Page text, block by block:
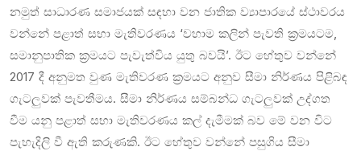
නමුත් සාධාරණ සමාජයක් සඳහා වන ජාතික ව්‍යාපාරයේ ස්ථාවරය
වන්නේ පළාත් සභා මැතිවරණය ‘වහාම කලින් පැවති ක්‍රමයටම,
සමානුපාතික ක්‍රමයට පැවැත්විය යුතු බවයි’. ඊට හේතුව වන්නේ
2017 දී අනුමත වුණ මැතිවරණ ක්‍රමයට අනුව සීමා නිර්ණය පිළිබඳ
ගැටලුවක් පැවතීමය. සීමා නිර්ණය සම්බන්ධ ගැටලුවක් උද්ගත
වීම යනු පළාත් සභා මැතිවරණය කල් දැමීමක් බව මේ වන විට
පැහැදිලි වී ඇති කරුණකි. ඊට හේතුව වන්නේ පසුගිය සීමා